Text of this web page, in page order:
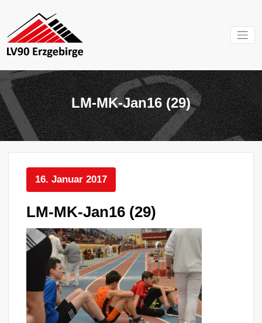
springen
e.V.
Mein Verein im
LM-MK-Jan16 (29)
16. Januar 2017
LM-MK-Jan16 (29)